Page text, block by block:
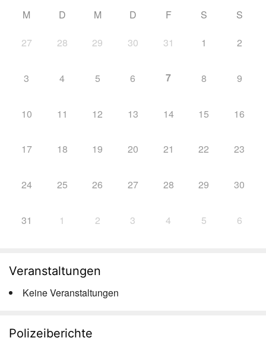
M D M D F S S
27 28 29 30 31 1 2
3 4 5 6 7 8 9
10 11 12 13 14 15 16
17 18 19 20 21 22 23
24 25 26 27 28 29 30
31 1 2 3 4 5 6
Veranstaltungen
Keine Veranstaltungen
Polizeiberichte